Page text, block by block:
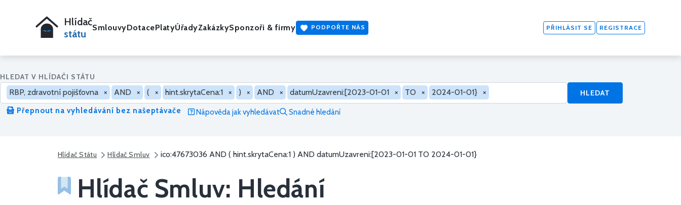
Hlídač
státu
SmlouvyDotacePlatyÚřadyZakázkySponzoři & firmy PODPOŘTE NÁS PŘIHLÁSIT SE REGISTRACE
HLEDAT V HLÍDAČI STÁTU
RBP, zdravotní pojišťovna × AND × ( × hint.skrytaCena:1 × ) × AND × datumUzavreni:[2023-01-01 × TO × 2024-01-01} ×
HLEDAT
Přepnout na vyhledávání bez našeptávače
Nápověda jak vyhledávat Snadné hledání
Hlídač Státu Hlídač Smluv ico:47673036 AND ( hint.skrytaCena:1 ) AND datumUzavreni:[2023-01-01 TO 2024-01-01}
Hlídač Smluv: Hledání